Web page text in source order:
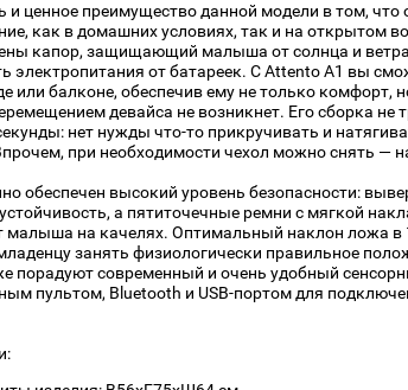
и ценное преимущество данной модели в том, что
как в домашних условиях, так и на открытом
капор, защищающий малыша от солнца и
электропитания от батареек. С Attento А1 вы
или балконе, обеспечив ему не только комфорт,
девайса не возникнет. Его сборка не
нет нужды что-то прикручивать и
при необходимости чехол можно снять —
обеспечен высокий уровень безопасности:
а пятиточечные ремни с мягкой
малыша на качелях. Оптимальный наклон ложа в
занять физиологически правильное
порадуют современный и очень удобный
пультом, Bluetooth и USB-портом для